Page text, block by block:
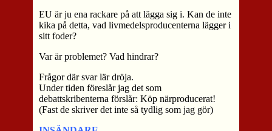
EU är ju ena rackare på att lägga sig i. Kan de inte
kika på detta, vad livmedelsproducenterna lägger i
sitt foder?
Var är problemet? Vad hindrar?
Frågor där svar lär dröja.
Under tiden föreslår jag det som
debattskribenterna förslår: Köp närproducerat!
(Fast de skriver det inte så tydlig som jag gör)